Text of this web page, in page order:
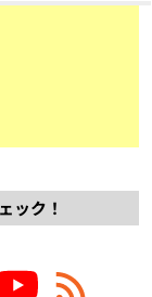
ック！